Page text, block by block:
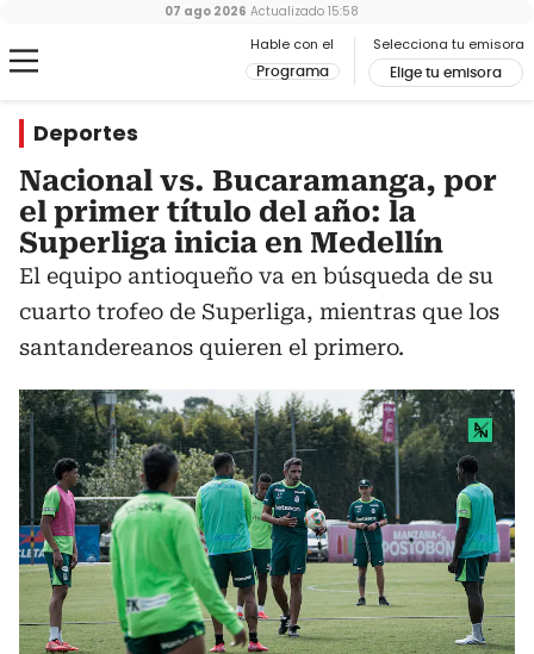
Hable con el
Programa
Selecciona tu emisora
Elige tu emisora
07 ago 2026 Actualizado 15:58
Deportes
Nacional vs. Bucaramanga, por
el primer título del año: la
Superliga inicia en Medellín
El equipo antioqueño va en búsqueda de su
cuarto trofeo de Superliga, mientras que los
santandereanos quieren el primero.